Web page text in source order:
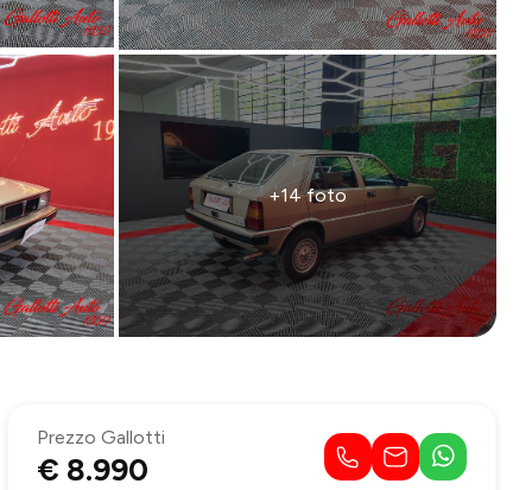
+14 foto
Prezzo Gallotti
€ 8.990